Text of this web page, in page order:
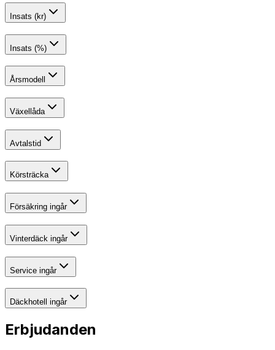
Insats (kr)
Insats (%)
Årsmodell
Växellåda
Avtalstid
Körsträcka
Försäkring ingår
Vinterdäck ingår
Service ingår
Däckhotell ingår
Erbjudanden